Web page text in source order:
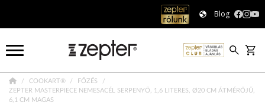
Blog
COOKART®
FŐZÉS
ZEPTER MASTERPIECE NEMESACÉL SERPENYŐ, 1,6 LITERES, Ø20 CM ÁTMÉRŐJŰ,
6,1 CM MAGAS